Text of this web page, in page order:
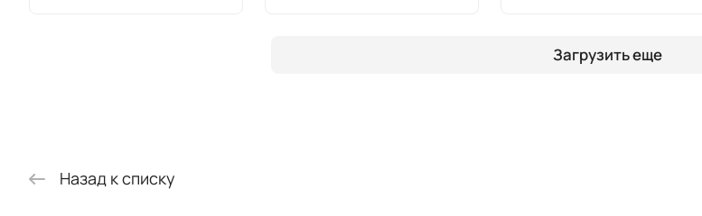
Загрузить еще
Назад к списку